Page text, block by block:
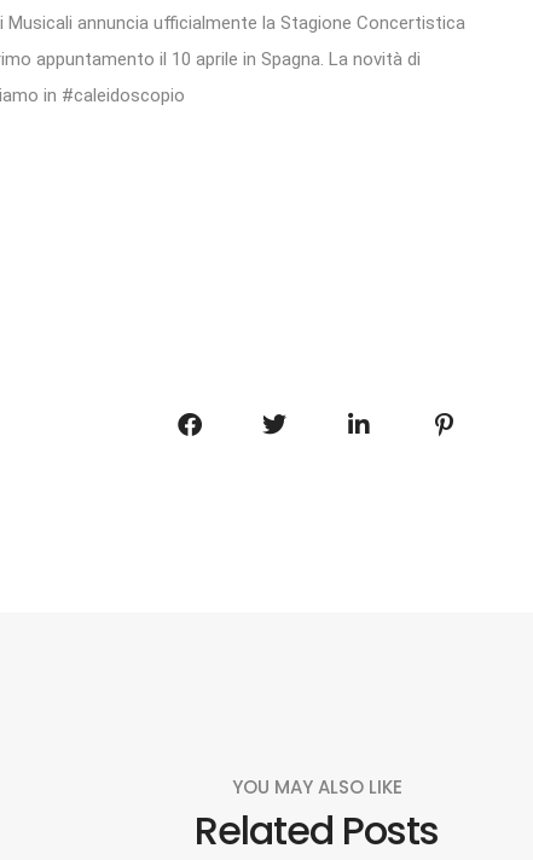
Musicali annuncia ufficialmente la Stagione Concertistica
appuntamento il 10 aprile in Spagna. La novità di
in #caleidoscopio
YOU MAY ALSO LIKE
Related Posts